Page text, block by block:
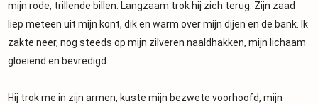
mijn rode, trillende billen. Langzaam trok hij zich terug. Zijn zaad
liep meteen uit mijn kont, dik en warm over mijn dijen en de bank. Ik
zakte neer, nog steeds op mijn zilveren naaldhakken, mijn lichaam
gloeiend en bevredigd.
Hij trok me in zijn armen, kuste mijn bezwete voorhoofd, mijn